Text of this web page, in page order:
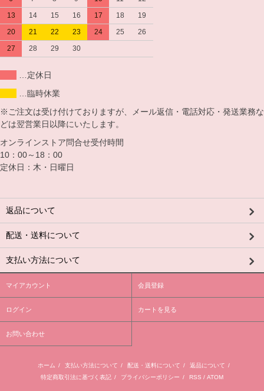
13
14 15 16 17 18
19
20
21 22 23 24 25
26
27
28 29 30
…定休日
…臨時休業
※ご注文は受け付けておりますが、メール返信・電話対応・発送業務な
どは翌営業日以降にいたします。
オンラインストア問合せ受付時間
10：00～18：00
定休日：木・日曜日
返品について
配送・送料について
支払い方法について
マイアカウント 会員登録
ログイン カートを見る
お問い合わせ
ホーム / 支払い方法について / 配送・送料について / 返品について /
特定商取引法に基づく表記 / プライバシーポリシー / RSS / ATOM